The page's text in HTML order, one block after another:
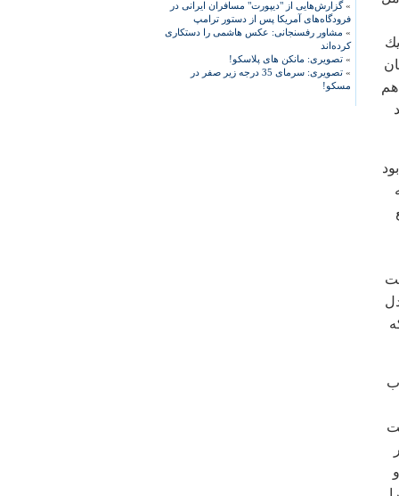
»گزارش‌هایی از "دیپورت" مسافران ایرانی در
فرودگاه‌های آمریکا پس از دستور ترامپ
» مشاور رفسنجانی: عکس هاشمی را دستکاری
کرده‌اند
» تصویری: مانکن های پلاسکو!
»
تصویری: سرمای 35 درجه زیر صفر در
مسکو!
آغاز کرده بود